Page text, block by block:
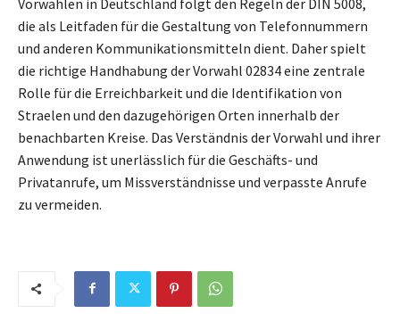
die als Leitfaden für die Gestaltung von Telefonnummern
und anderen Kommunikationsmitteln dient. Daher spielt
die richtige Handhabung der Vorwahl 02834 eine zentrale
Rolle für die Erreichbarkeit und die Identifikation von
Straelen und den dazugehörigen Orten innerhalb der
benachbarten Kreise. Das Verständnis der Vorwahl und ihrer
Anwendung ist unerlässlich für die Geschäfts- und
Privatanrufe, um Missverständnisse und verpasste Anrufe
zu vermeiden.